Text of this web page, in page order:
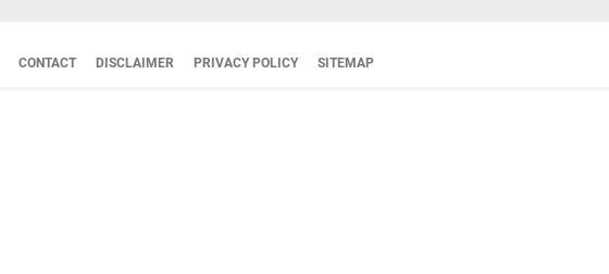
CONTACT DISCLAIMER PRIVACY POLICY SITEMAP